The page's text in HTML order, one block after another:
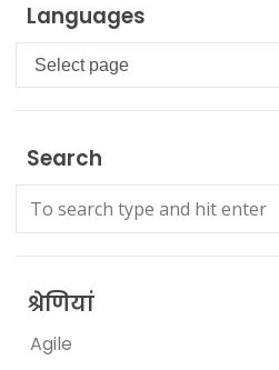
Languages
Languages
Search
श्रेणियां
Agile